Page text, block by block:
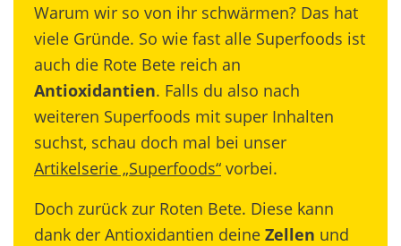
Warum wir so von ihr schwärmen? Das hat
viele Gründe. So wie fast alle Superfoods ist
auch die Rote Bete reich an
Antioxidantien. Falls du also nach
weiteren Superfoods mit super Inhalten
suchst, schau doch mal bei unser
Artikelserie „Superfoods“ vorbei.
Doch zurück zur Roten Bete. Diese kann
dank der Antioxidantien deine Zellen und